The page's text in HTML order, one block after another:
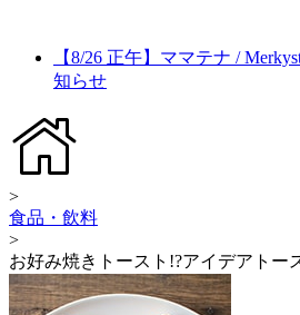
【8/26 正午】ママテナ /
知らせ
>
食品・飲料
>
お好み焼きトースト!?アイデアトー